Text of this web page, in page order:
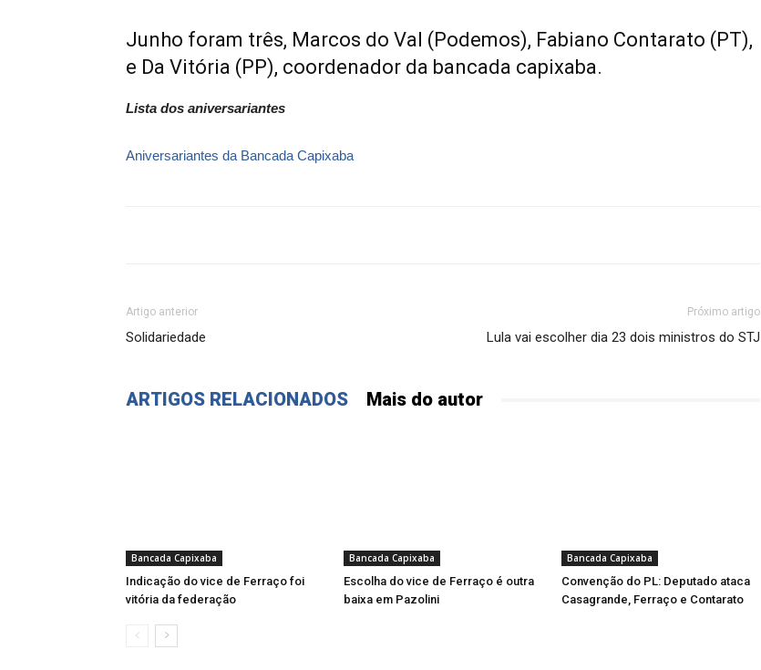
Junho foram três, Marcos do Val (Podemos), Fabiano Contarato (PT),
e Da Vitória (PP), coordenador da bancada capixaba.
Lista dos aniversariantes
Aniversariantes da Bancada Capixaba
Artigo anterior
Solidariedade
Próximo artigo
Lula vai escolher dia 23 dois ministros do STJ
ARTIGOS RELACIONADOS Mais do autor
Bancada Capixaba
Indicação do vice de Ferraço foi
vitória da federação
Bancada Capixaba
Escolha do vice de Ferraço é outra
baixa em Pazolini
Bancada Capixaba
Convenção do PL: Deputado ataca
Casagrande, Ferraço e Contarato